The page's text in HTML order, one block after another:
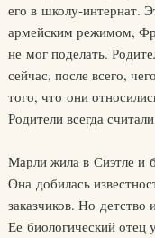
его в школу-интернат.
армейским режимом,
не мог поделать.
сейчас, после всего,
того, что они
Родители всегда
Марли жила в Сиэтле и
Она добилась
заказчиков. Но
Ее биологический отец